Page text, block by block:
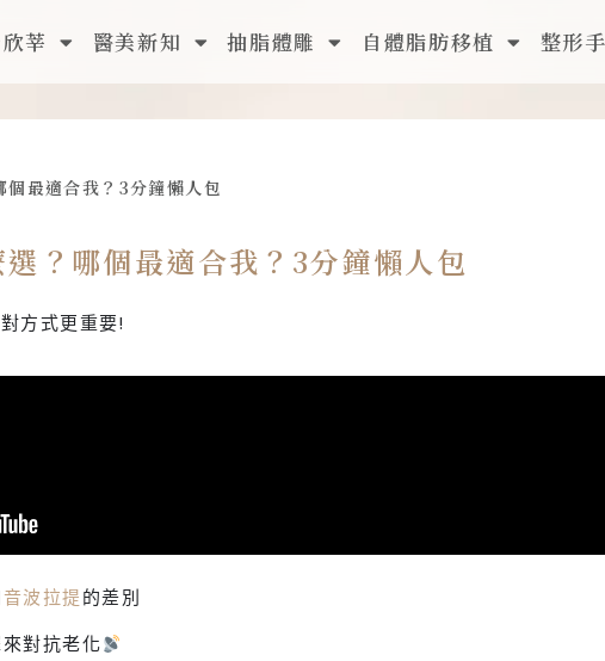
莘 醫美新知 抽脂體雕 自體脂肪移植 整形
最適合我？3分鐘懶人包
？哪個最適合我？3分鐘懶人包
方式更重要!
音波拉提 的差別
對抗老化